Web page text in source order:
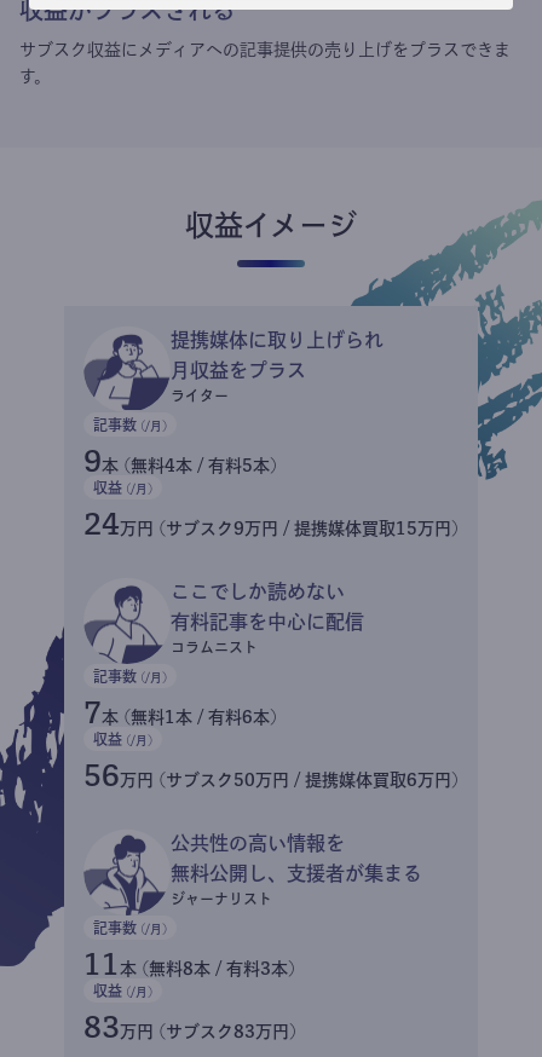
収益がプラスされる
サブスク収益にメディアへの記事提供の売り上げをプラスできま
す。
収益イメージ
提携媒体に取り上げられ
月収益をプラス
ライター
記事数 (/月)
9本 (無料4本 / 有料5本)
収益 (/月)
24万円 (サブスク9万円 / 提携媒体買取15万円)
ここでしか読めない
有料記事を中心に配信
コラムニスト
記事数 (/月)
7本 (無料1本 / 有料6本)
収益 (/月)
56万円 (サブスク50万円 / 提携媒体買取6万円)
公共性の高い情報を
無料公開し、支援者が集まる
ジャーナリスト
記事数 (/月)
11 本 (無料8本 / 有料3本)
収益 (/月)
83万円 (サブスク83万円)